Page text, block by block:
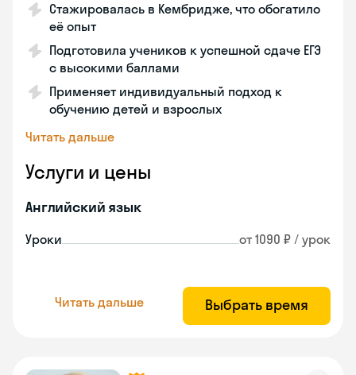
Стажировалась в Кембридже, что обогатило
её опыт
Подготовила учеников к успешной сдаче ЕГЭ
с высокими баллами
Применяет индивидуальный подход к
обучению детей и взрослых
Читать дальше
Услуги и цены
Английский язык
Уроки от 1090 ₽ / урок
Читать дальше Выбрать время